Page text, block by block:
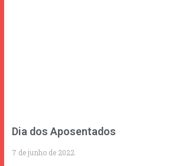
Dia dos Aposentados
7 de junho de 2022